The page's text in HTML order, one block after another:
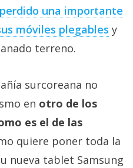
una importante
móviles plegables y
terreno.
surcoreana no
en otro de los
es el de las
quiere poner toda la
nueva tablet Samsung